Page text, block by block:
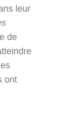
leur
de
ont